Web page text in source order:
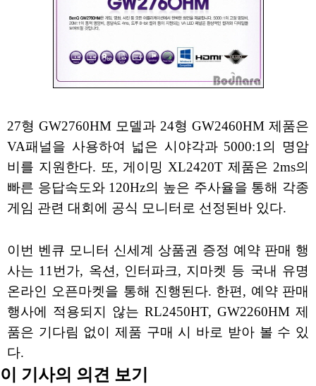
27형 GW2760HM 모델과 24형 GW2460HM 제품은
VA패널을 사용하여 넓은 시야각과 5000:1의 명암
비를 지원한다. 또, 게이밍 XL2420T 제품은 2ms의
빠른 응답속도와 120Hz의 높은 주사율을 통해 각종
게임 관련 대회에 공식 모니터로 선정된바 있다.
이번 벤큐 모니터 신세계 상품권 증정 예약 판매 행
사는 11번가, 옥션, 인터파크, 지마켓 등 국내 유명
온라인 오픈마켓을 통해 진행된다. 한편, 예약 판매
행사에 적용되지 않는 RL2450HT, GW2260HM 제
품은 기다림 없이 제품 구매 시 바로 받아 볼 수 있
다.
이 기사의 의견 보기